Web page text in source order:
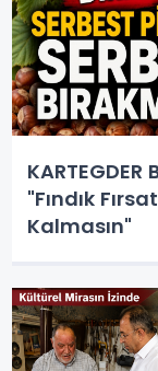
"Fındık
Kalmasın"